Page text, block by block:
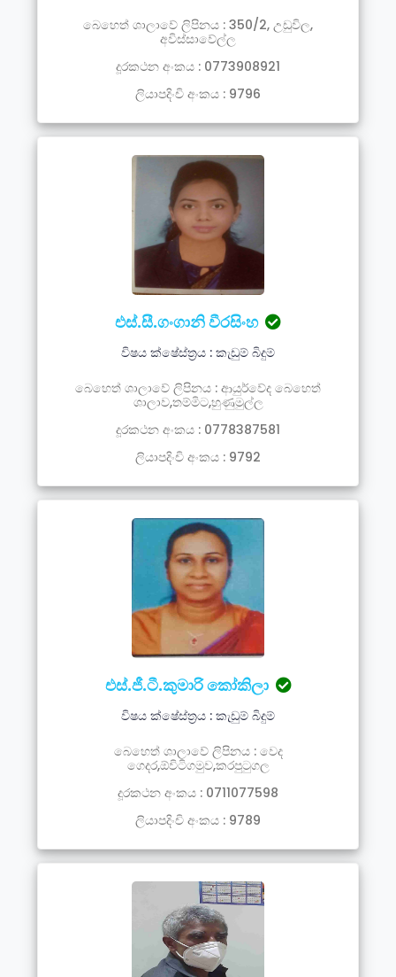
බෙහෙත් ශාලාවේ ලිපිනය : 350/2, උඩුවිල,
අවිස්සාවේල්ල
දූරකථන අංකය : 0773908921
ලියාපදිංචි අංකය : 9796
එස්.සී.ගංගානි වීරසිංහ
විෂය ක්ෂේස්ත්‍රය : කැඩුම් බිදුම්
බෙහෙත් ශාලාවේ ලිපිනය : ආයුර්වේද බෙහෙත්
ශාලාව,තම්මිට,හුණුමුල්ල
දූරකථන අංකය : 0778387581
ලියාපදිංචි අංකය : 9792
එස්.ජී.ටී.කුමාරි කෝකිලා
විෂය ක්ෂේස්ත්‍රය : කැඩුම් බිදුම්
බෙහෙත් ශාලාවේ ලිපිනය : වෙද
ගෙදර,ඕවිටිගමුව,කරපුටුගල
දූරකථන අංකය : 0711077598
ලියාපදිංචි අංකය : 9789